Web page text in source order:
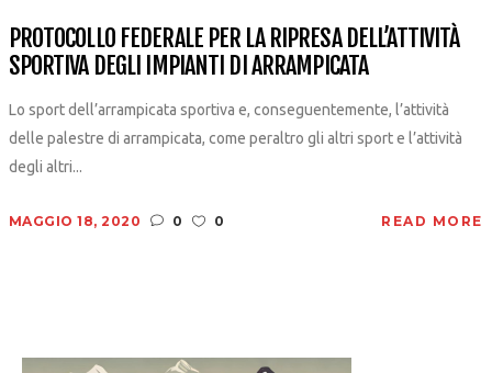
PROTOCOLLO FEDERALE PER LA RIPRESA DELL’ATTIVITÀ
SPORTIVA DEGLI IMPIANTI DI ARRAMPICATA
Lo sport dell’arrampicata sportiva e, conseguentemente, l’attività
delle palestre di arrampicata, come peraltro gli altri sport e l’attività
degli altri...
MAGGIO 18, 2020 0 0 READ MORE